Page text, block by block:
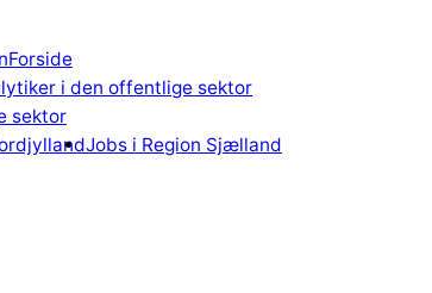
Forside
i den offentlige sektor
sektor
Jobs i Region Sjælland